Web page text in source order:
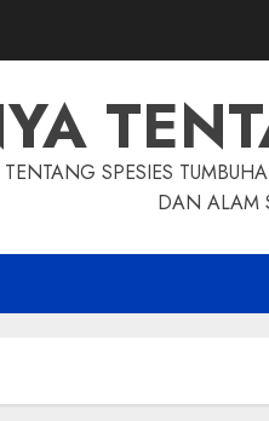
SPESIES
DAN ALAM